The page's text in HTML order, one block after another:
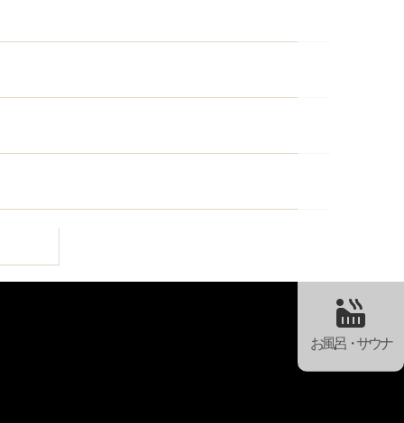
お風呂・サウナ